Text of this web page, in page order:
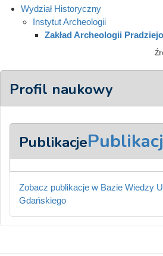
Wydział Historyczny
Instytut Archeologii
Zakład Archeologii
Profil naukowy
Publikacje
Zobacz publikacje w Bazie Wiedzy
Gdańskiego